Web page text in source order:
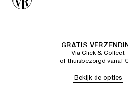
GRATIS
Via Click & Collect
of thuisbezorgd vanaf
Bekijk de opties